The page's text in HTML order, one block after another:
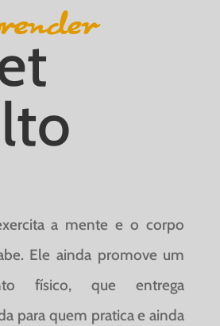
a mente e o corpo
Ele ainda promove um
físico, que entrega
para quem pratica e ainda